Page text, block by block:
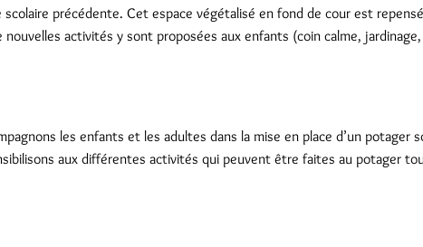
scolaire précédente. Cet espace végétalisé en fond de cour est
activités y sont proposées aux enfants (coin calme, jardinage,
les enfants et les adultes dans la mise en place d’un potager
aux différentes activités qui peuvent être faites au potager